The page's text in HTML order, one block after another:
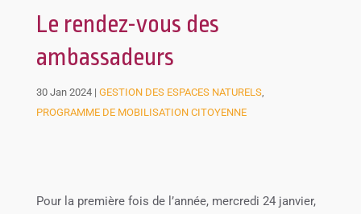
Le rendez-vous des
ambassadeurs
30 Jan 2024| GESTION DES ESPACES NATURELS,
PROGRAMME DE MOBILISATION CITOYENNE
Pour la première fois de l’année, mercredi 24 janvier,